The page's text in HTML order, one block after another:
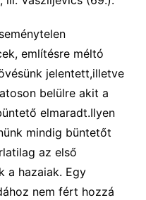
említésre méltó
jelentett,illetve
belülre akit a
elmaradt.Ilyen
mindig büntetőt
az első
a hazaiak. Egy
nem fért hozzá